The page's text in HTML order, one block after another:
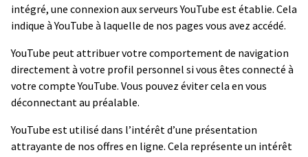
intégré, une connexion aux serveurs YouTube est établie. Cela
indique à YouTube à laquelle de nos pages vous avez accédé.
YouTube peut attribuer votre comportement de navigation
directement à votre profil personnel si vous êtes connecté à
votre compte YouTube. Vous pouvez éviter cela en vous
déconnectant au préalable.
YouTube est utilisé dans l’intérêt d’une présentation
attrayante de nos offres en ligne. Cela représente un intérêt